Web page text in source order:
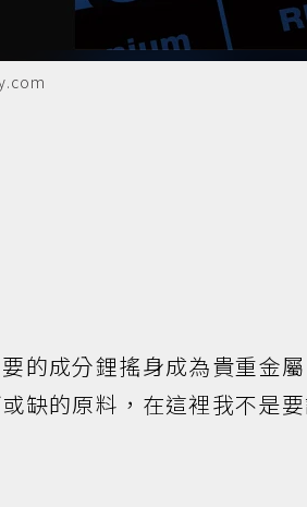
的成分鋰搖身成為貴重金
缺的原料，在這裡我不是